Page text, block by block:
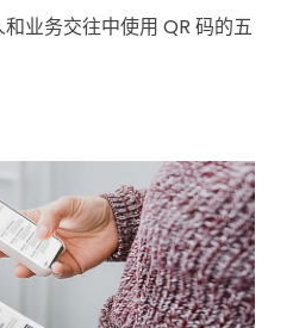
业务交往中使用 QR 码的五